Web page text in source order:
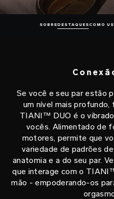
SOBREDESTAQUESCOMO
Se você e seu par estão
um nível mais
TIANI™ DUO é o
vocês. Alimentado de
motores, permite que
variedade de padrões
anatomia e a do seu par.
que interage com o
mão - empoderando-os